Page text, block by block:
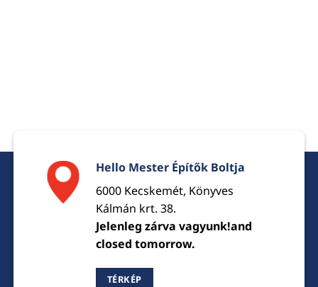
Hello Mester Építők Boltja
6000 Kecskemét, Könyves
Kálmán krt. 38.
Jelenleg zárva vagyunk!and
closed tomorrow.
TÉRKÉP